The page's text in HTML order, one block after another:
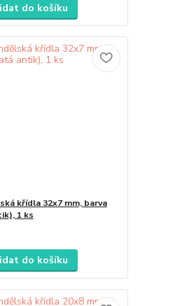
do košíku
křídla 32x7 mm, barva
1 ks
do košíku